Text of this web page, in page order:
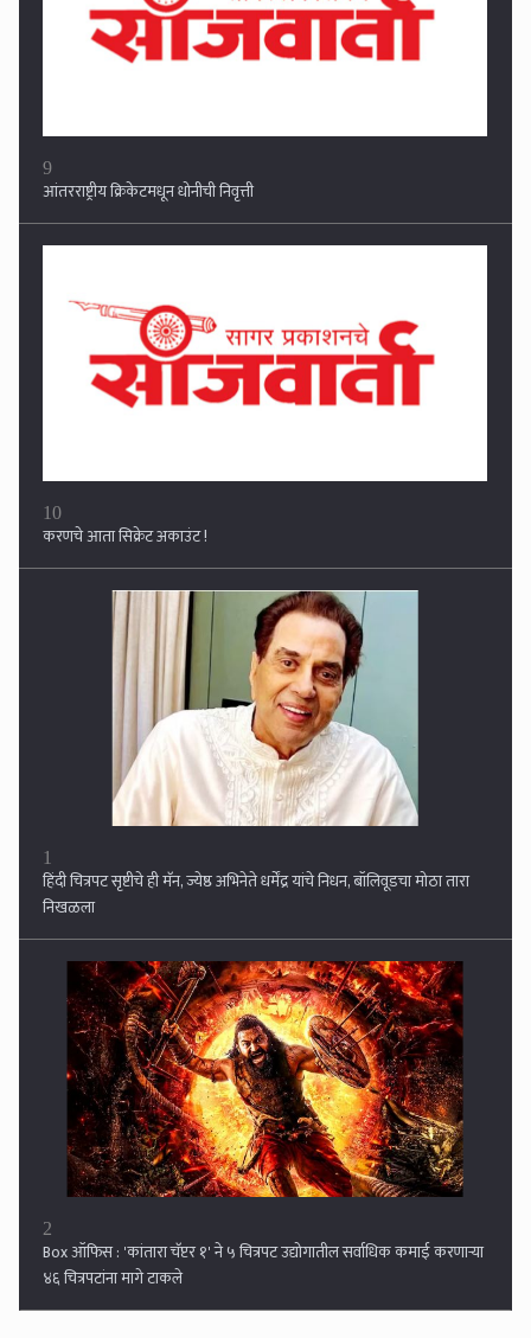
हिंदी चित्रपट सृष्टीचे ही मॅन, ज्येष्ठ अभिनेते धर्मेंद्र यांचे निधन, बॉलिवूडचा मोठा तारा
Box ऑफिस : 'कांतारा चॅप्टर १' ने ५ चित्रपट उद्योगातील सर्वाधिक कमाई करणाऱ्या
४६ चित्रपटांना मागे टाकले